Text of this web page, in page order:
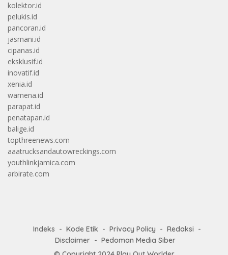
kolektor.id
pelukis.id
pancoran.id
jasmani.id
cipanas.id
eksklusif.id
inovatif.id
xenia.id
wamena.id
parapat.id
penatapan.id
balige.id
topthreenews.com
aaatrucksandautowreckings.com
youthlinkjamica.com
arbirate.com
Indeks Kode Etik Privacy Policy
Redaksi
Disclaimer
Pedoman Media Siber